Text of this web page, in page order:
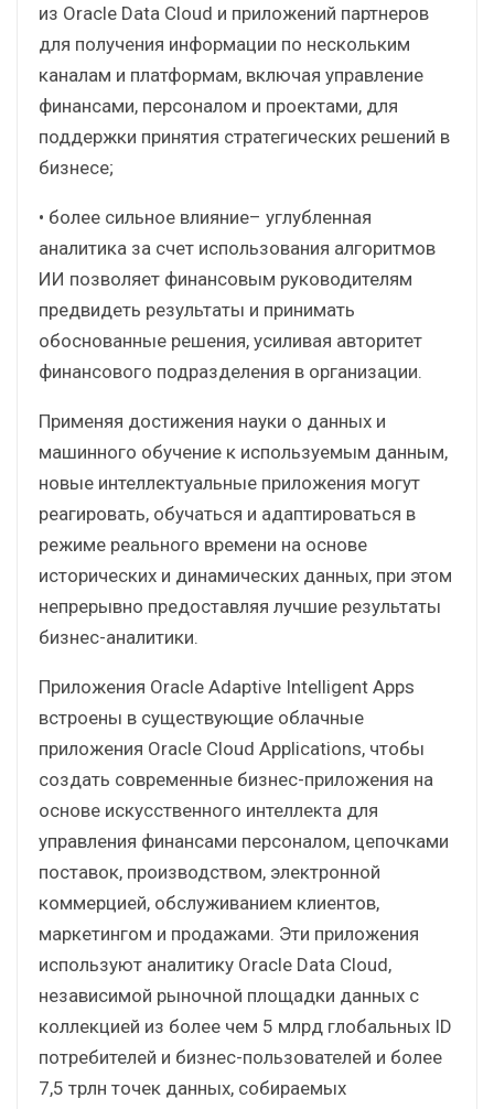
из Oracle Data Cloud и приложений партнеров
для получения информации по нескольким
каналам и платформам, включая управление
финансами, персоналом и проектами, для
поддержки принятия стратегических решений в
бизнесе;
• более сильное влияние– углубленная
аналитика за счет использования алгоритмов
ИИ позволяет финансовым руководителям
предвидеть результаты и принимать
обоснованные решения, усиливая авторитет
финансового подразделения в организации.
Применяя достижения науки о данных и
машинного обучение к используемым данным,
новые интеллектуальные приложения могут
реагировать, обучаться и адаптироваться в
режиме реального времени на основе
исторических и динамических данных, при этом
непрерывно предоставляя лучшие результаты
бизнес-аналитики.
Приложения Oracle Adaptive Intelligent Apps
встроены в существующие облачные
приложения Oracle Cloud Applications, чтобы
создать современные бизнес-приложения на
основе искусственного интеллекта для
управления финансами персоналом, цепочками
поставок, производством, электронной
коммерцией, обслуживанием клиентов,
маркетингом и продажами. Эти приложения
используют аналитику Oracle Data Cloud,
независимой рыночной площадки данных с
коллекцией из более чем 5 млрд глобальных ID
потребителей и бизнес-пользователей и более
7,5 трлн точек данных, собираемых